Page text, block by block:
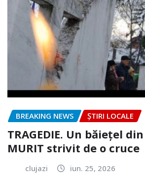
BREAKING NEWS ȘTIRI LOCALE
TRAGEDIE. Un băiețel
MURIT strivit de o cruce
clujazi iun. 25, 2026